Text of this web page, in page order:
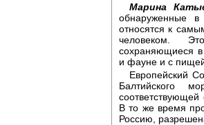
Марина
обнаруженные
относятся к
человеком.
сохраняющиеся
и фауне и с
Европейский
Балтийского
В то же время
Россию,